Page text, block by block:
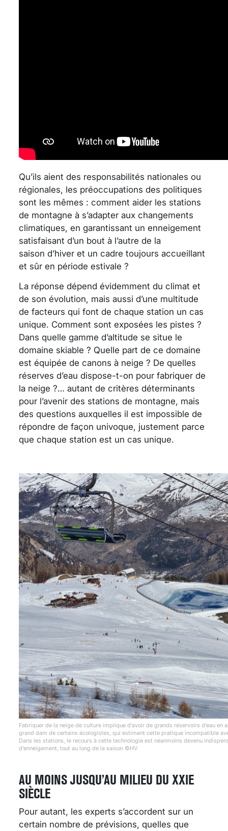
Qu’ils aient des responsabilités nationales ou
régionales, les préoccupations des politiques
sont les mêmes : comment aider les stations
de montagne à s’adapter aux changements
climatiques, en garantissant un enneigement
satisfaisant d’un bout à l’autre de la
saison d’hiver et un cadre toujours accueillant
et sûr en période estivale ?
La réponse dépend évidemment du climat et
de son évolution, mais aussi d’une multitude
de facteurs qui font de chaque station un cas
unique. Comment sont exposées les pistes ?
Dans quelle gamme d’altitude se situe le
domaine skiable ? Quelle part de ce domaine
est équipée de canons à neige ? De quelles
réserves d’eau dispose-t-on pour fabriquer de
la neige ?… autant de critères déterminants
pour l’avenir des stations de montagne, mais
des questions auxquelles il est impossible de
répondre de façon univoque, justement parce
que chaque station est un cas unique.
Fabriquer de la neige de culture implique d’avoir de grands réservoirs d’eau en
grand dam de certains écologistes, qui estiment cette pratique incompatible
Dans les stations, le recours à cette technologie est néanmoins devenu
d’enneigement, tout au long de la saison ©HV
AU MOINS JUSQU’AU MILIEU DU XXIE
SIÈCLE
Pour autant, les experts s’accordent sur un
certain nombre de prévisions, quelles que